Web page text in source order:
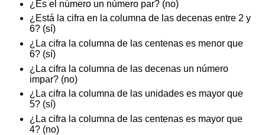
¿Es el número un número par? (no)
¿Está la cifra en la columna de las decenas entre 2 y
6? (sí)
¿La cifra la columna de las centenas es menor que
6? (sí)
¿La cifra la columna de las decenas un número
impar? (no)
¿La cifra la columna de las unidades es mayor que
5? (sí)
¿La cifra la columna de las centenas es mayor que
4? (no)